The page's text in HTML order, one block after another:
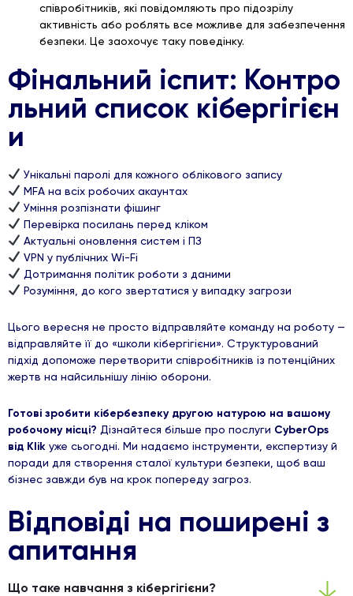
співробітників, які повідомляють про підозрілу
активність або роблять все можливе для забезпечення
безпеки. Це заохочує таку поведінку.
Фінальний іспит: Контро
льний список кібергігієн
и
Унікальні паролі для кожного облікового запису
MFA на всіх робочих акаунтах
Уміння розпізнати фішинг
Перевірка посилань перед кліком
Актуальні оновлення систем і ПЗ
VPN у публічних Wi-Fi
Дотримання політик роботи з даними
Розуміння, до кого звертатися у випадку загрози
Цього вересня не просто відправляйте команду на роботу —
відправляйте її до «школи кібергігієни». Структурований
підхід допоможе перетворити співробітників із потенційних
жертв на найсильнішу лінію оборони.
Готові зробити кібербезпеку другою натурою на вашому
робочому місці? Дізнайтеся більше про послуги CyberOps
від Klik уже сьогодні. Ми надаємо інструменти, експертизу й
поради для створення сталої культури безпеки, щоб ваш
бізнес завжди був на крок попереду загроз.
Відповіді на поширені з
апитання
Що таке навчання з кібергігієни?